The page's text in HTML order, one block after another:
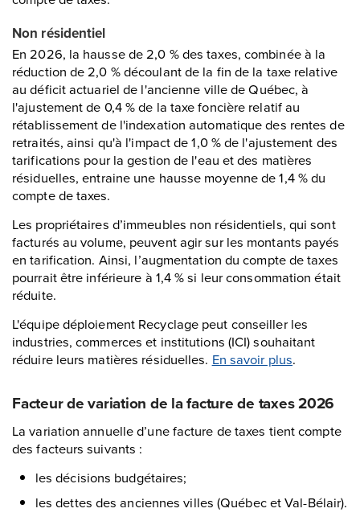
Non résidentiel
En 2026, la hausse de 2,0 % des taxes, combinée à la
réduction de 2,0 % découlant de la fin de la taxe relative
au déficit actuariel de l'ancienne ville de Québec, à
l'ajustement de 0,4 % de la taxe foncière relatif au
rétablissement de l'indexation automatique des rentes de
retraités, ainsi qu'à l'impact de 1,0 % de l'ajustement des
tarifications pour la gestion de l'eau et des matières
résiduelles, entraine une hausse moyenne de 1,4 % du
compte de taxes.
Les propriétaires d’immeubles non résidentiels, qui sont
facturés au volume, peuvent agir sur les montants payés
en tarification. Ainsi, l’augmentation du compte de taxes
pourrait être inférieure à 1,4 % si leur consommation était
réduite.
L'équipe déploiement Recyclage peut conseiller les
industries, commerces et institutions (ICI) souhaitant
réduire leurs matières résiduelles. En savoir plus.
Facteur de variation de la facture de taxes 2026
La variation annuelle d’une facture de taxes tient compte
des facteurs suivants :
les décisions budgétaires;
les dettes des anciennes villes (Québec et Val-Bélair).